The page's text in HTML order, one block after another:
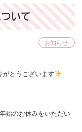
いて
お知らせ
がとうございます
始のお休みをいただい